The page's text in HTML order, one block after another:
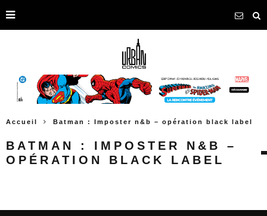
Accueil Batman : Imposter n&b – opération black label
BATMAN : IMPOSTER N&B –
OPÉRATION BLACK LABEL